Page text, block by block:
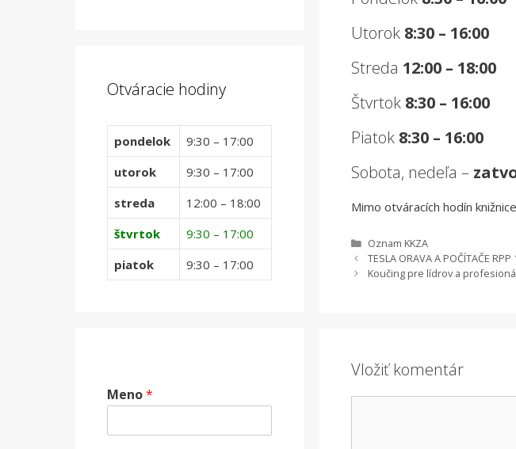
Utorok 8:30 – 16:00
Streda 12:00 – 18:00
Štvrtok 8:30 – 16:00
Piatok 8:30 – 16:00
Sobota, nedeľa –
Mimo otváracích hodín
Kategórie
Oznam KKZA
TESLA ORAVA A POČÍTAČE RPP
Koučing pre lídrov a
Vložiť komentár
Otváracie hodiny
pondelok
9:30 – 17:00
utorok
9:30 – 17:00
streda
12:00 – 18:00
štvrtok
9:30 – 17:00
piatok
9:30 – 17:00
Meno*